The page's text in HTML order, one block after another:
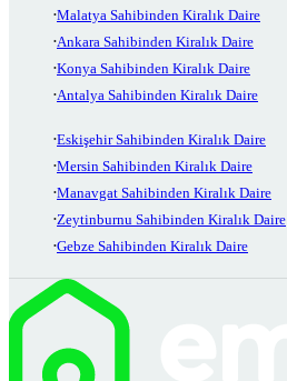
Malatya Sahibinden Kiralık Daire
Ankara Sahibinden Kiralık Daire
Konya Sahibinden Kiralık Daire
Antalya Sahibinden Kiralık Daire
Eskişehir Sahibinden Kiralık Daire
Mersin Sahibinden Kiralık Daire
Manavgat Sahibinden Kiralık Daire
Zeytinburnu Sahibinden Kiralık Daire
Gebze Sahibinden Kiralık Daire